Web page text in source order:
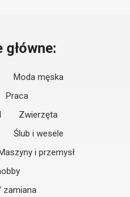
Moda męska
Praca
Zwierzęta
Ślub i wesele
i przemysł
zamiana